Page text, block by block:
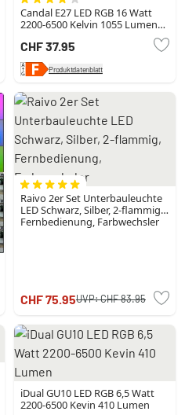
Candal E27 LED RGB 16 Watt
2200-6500 Kelvin 1055 Lumen
CHF 37.95
Produktdatenblatt
Raivo 2er Set Unterbauleuchte
LED Schwarz, Silber, 2-flammig,
Fernbedienung, Farbwechsler
CHF 75.95UVP:CHF 83.95
iDual GU10 LED RGB 6,5 Watt
2200-6500 Kevin 410 Lumen